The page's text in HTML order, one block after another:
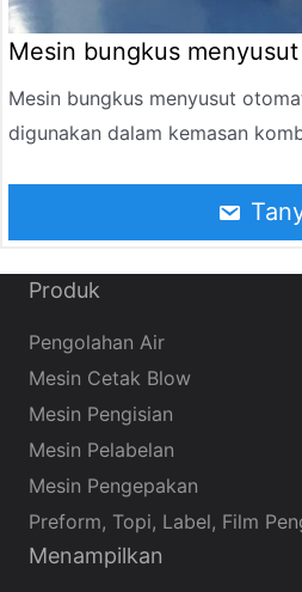
Mesin bungkus
Mesin bungkus menyusut
digunakan dalam kemasan
dapat mewujudkan fungsi yang
seperti mengangkut ke dalam
pembungkus film, penyegelan,
penyegelan panas suhu
yang jelas dan kokoh.
Produk
Pengolahan Air
Mesin Cetak Blow
Mesin Pengisian
Mesin Pelabelan
Mesin Pengepakan
Preform, Topi, Label, Film
Menampilkan